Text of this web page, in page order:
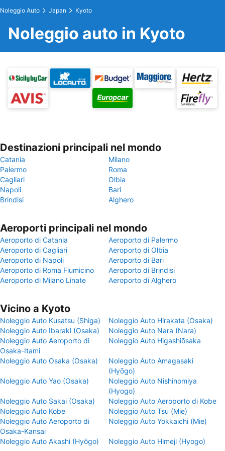
Noleggio Auto Japan Kyoto
Noleggio auto in Kyoto
Destinazioni principali nel mondo
Catania
Milano
Palermo
Roma
Cagliari
Olbia
Napoli
Bari
Brindisi
Alghero
Aeroporti principali nel mondo
Aeroporto di Catania
Aeroporto di Palermo
Aeroporto di Cagliari
Aeroporto di Olbia
Aeroporto di Napoli
Aeroporto di Bari
Aeroporto di Roma Fiumicino
Aeroporto di Brindisi
Aeroporto di Milano Linate
Aeroporto di Alghero
Vicino a Kyoto
Noleggio Auto Kusatsu (Shiga)
Noleggio Auto Hirakata (Osaka)
Noleggio Auto Ibaraki (Osaka)
Noleggio Auto Nara (Nara)
Noleggio Auto Aeroporto di
Osaka-Itami
Noleggio Auto Higashiōsaka
Noleggio Auto Osaka (Osaka)
Noleggio Auto Amagasaki
(Hyōgo)
Noleggio Auto Yao (Osaka)
Noleggio Auto Nishinomiya
(Hyogo)
Noleggio Auto Sakai (Osaka)
Noleggio Auto Aeroporto di Kobe
Noleggio Auto Kobe
Noleggio Auto Tsu (Mie)
Noleggio Auto Aeroporto di
Osaka-Kansai
Noleggio Auto Yokkaichi (Mie)
Noleggio Auto Akashi (Hyōgo) Noleggio Auto Himeji (Hyogo)